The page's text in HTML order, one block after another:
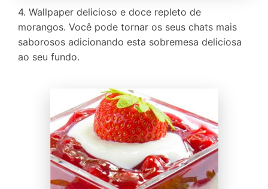
4. Wallpaper delicioso e doce repleto de
morangos. Você pode tornar os seus chats mais
saborosos adicionando esta sobremesa deliciosa
ao seu fundo.